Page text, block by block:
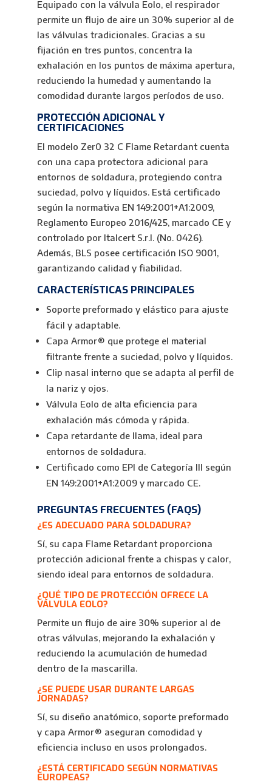
Equipado con la válvula Eolo, el respirador
permite un flujo de aire un 30% superior al de
las válvulas tradicionales. Gracias a su
fijación en tres puntos, concentra la
exhalación en los puntos de máxima apertura,
reduciendo la humedad y aumentando la
comodidad durante largos períodos de uso.
PROTECCIÓN ADICIONAL Y
CERTIFICACIONES
El modelo Zer0 32 C Flame Retardant cuenta
con una capa protectora adicional para
entornos de soldadura, protegiendo contra
suciedad, polvo y líquidos. Está certificado
según la normativa EN 149:2001+A1:2009,
Reglamento Europeo 2016/425, marcado CE y
controlado por Italcert S.r.l. (No. 0426).
Además, BLS posee certificación ISO 9001,
garantizando calidad y fiabilidad.
CARACTERÍSTICAS PRINCIPALES
Soporte preformado y elástico para ajuste
fácil y adaptable.
Capa Armor® que protege el material
filtrante frente a suciedad, polvo y líquidos.
Clip nasal interno que se adapta al perfil de
la nariz y ojos.
Válvula Eolo de alta eficiencia para
exhalación más cómoda y rápida.
Capa retardante de llama, ideal para
entornos de soldadura.
Certificado como EPI de Categoría III según
EN 149:2001+A1:2009 y marcado CE.
PREGUNTAS FRECUENTES (FAQS)
¿ES ADECUADO PARA SOLDADURA?
Sí, su capa Flame Retardant proporciona
protección adicional frente a chispas y calor,
siendo ideal para entornos de soldadura.
¿QUÉ TIPO DE PROTECCIÓN OFRECE LA
VÁLVULA EOLO?
Permite un flujo de aire 30% superior al de
otras válvulas, mejorando la exhalación y
reduciendo la acumulación de humedad
dentro de la mascarilla.
¿SE PUEDE USAR DURANTE LARGAS
JORNADAS?
Sí, su diseño anatómico, soporte preformado
y capa Armor® aseguran comodidad y
eficiencia incluso en usos prolongados.
¿ESTÁ CERTIFICADO SEGÚN NORMATIVAS
EUROPEAS?